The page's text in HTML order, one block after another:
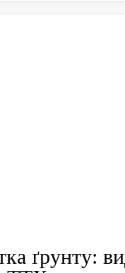
ґрунту: